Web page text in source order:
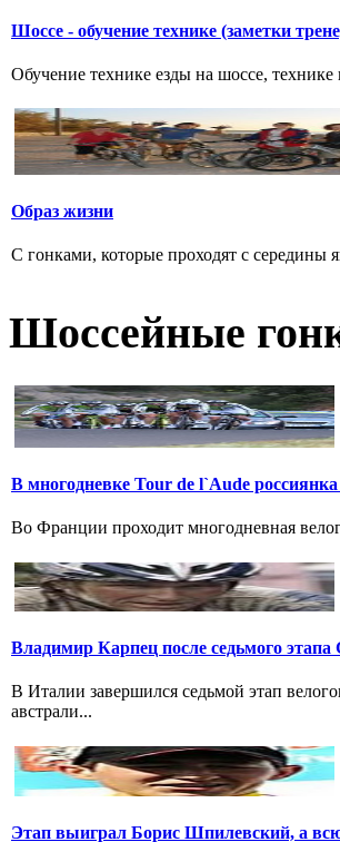
Шоссе - обучение технике (заметки
Обучение технике езды на шоссе,
Образ жизни
С гонками, которые проходят с
Шоссейные
В многодневке Tour de l`Aude
Во Франции проходит многодневная
Владимир Карпец после седьмого
В Италии завершился седьмой этап
австрали...
Этап выиграл Борис Шпилевский, а